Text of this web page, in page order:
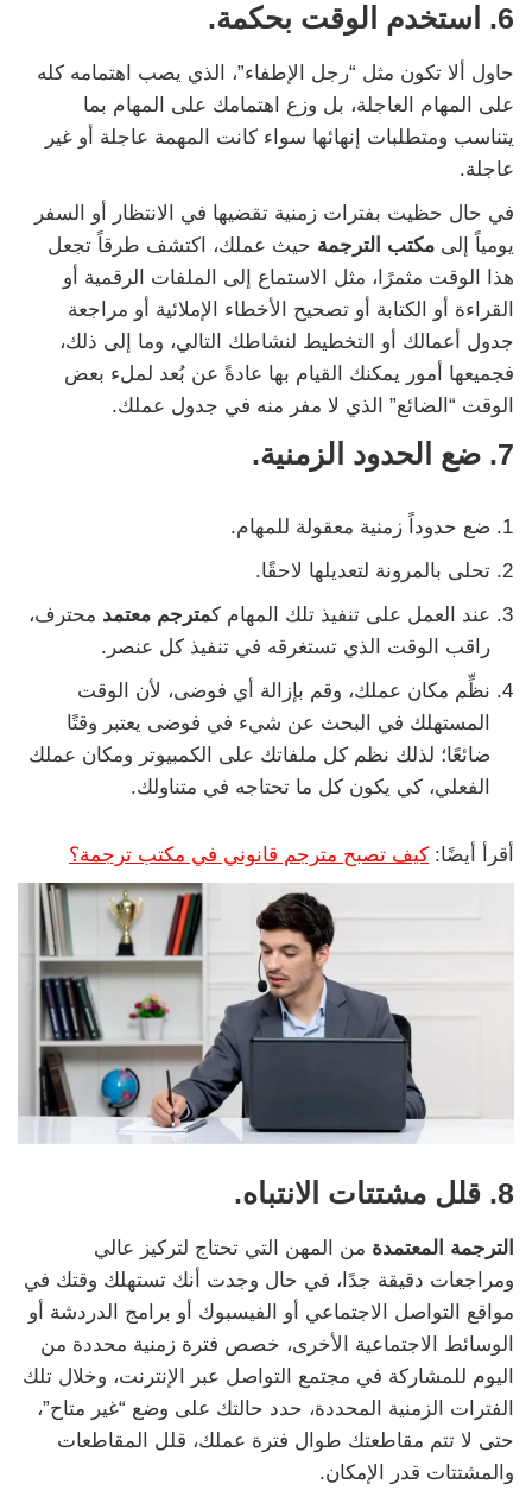
6. استخدم الوقت بحكمة.
حاول ألا تكون مثل “رجل الإطفاء”، الذي يصب اهتمامه كله
على المهام العاجلة، بل وزع اهتمامك على المهام بما
يتناسب ومتطلبات إنهائها سواء كانت المهمة عاجلة أو غير
عاجلة.
في حال حظيت بفترات زمنية تقضيها في الانتظار أو السفر
يومياً إلى مكتب الترجمة حيث عملك، اكتشف طرقاً تجعل
هذا الوقت مثمرًا، مثل الاستماع إلى الملفات الرقمية أو
القراءة أو الكتابة أو تصحيح الأخطاء الإملائية أو مراجعة
جدول أعمالك أو التخطيط لنشاطك التالي، وما إلى ذلك،
فجميعها أمور يمكنك القيام بها عادةً عن بُعد لملء بعض
الوقت “الضائع” الذي لا مفر منه في جدول عملك.
7. ضع الحدود الزمنية.
ضع حدوداً زمنية معقولة للمهام.
تحلى بالمرونة لتعديلها لاحقًا.
عند العمل على تنفيذ تلك المهام كمترجم معتمد محترف،
راقب الوقت الذي تستغرقه في تنفيذ كل عنصر.
نظِّم مكان عملك، وقم بإزالة أي فوضى، لأن الوقت
المستهلك في البحث عن شيء في فوضى يعتبر وقتًا
ضائعًا؛ لذلك نظم كل ملفاتك على الكمبيوتر ومكان عملك
الفعلي، كي يكون كل ما تحتاجه في متناولك.
أقرأ أيضًا: كيف تصبح مترجم قانوني في مكتب ترجمة؟
8. قلل مشتتات الانتباه.
الترجمة المعتمدة من المهن التي تحتاج لتركيز عالي
ومراجعات دقيقة جدًا، في حال وجدت أنك تستهلك وقتك في
مواقع التواصل الاجتماعي أو الفيسبوك أو برامج الدردشة أو
الوسائط الاجتماعية الأخرى، خصص فترة زمنية محددة من
اليوم للمشاركة في مجتمع التواصل عبر الإنترنت، وخلال تلك
الفترات الزمنية المحددة، حدد حالتك على وضع “غير متاح”،
حتى لا تتم مقاطعتك طوال فترة عملك، قلل المقاطعات
والمشتتات قدر الإمكان.